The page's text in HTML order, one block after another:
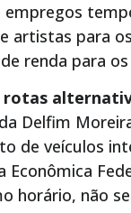
empregos
artistas para
renda para
rotas
Delfim
de veículos
Econômica
horário, não